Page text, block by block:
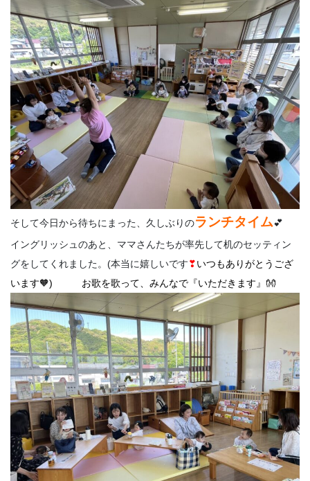
そして今日から待ちにまった、久しぶりのランチタイム💕
イングリッシュのあと、ママさんたちが率先して机のセッティン
グをしてくれました。(本当に嬉しいです❣いつもありがとうござ
います🧡) お歌を歌って、みんなで『いただきます』👐